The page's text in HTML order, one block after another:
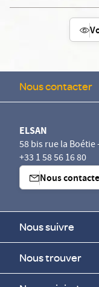
Nous contacter
ELSAN
58 bis rue la Boétie
+33 1 58 56 16 80
Nous
Nous suivre
Nous trouver